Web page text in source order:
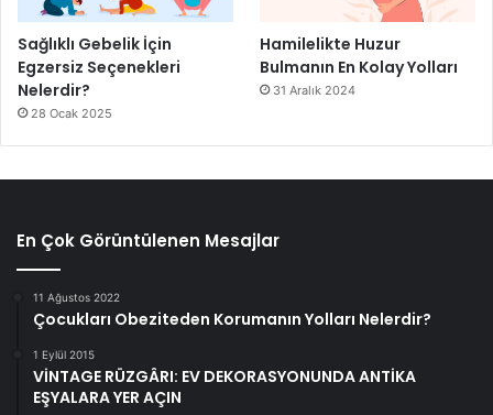
Sağlıklı Gebelik İçin
Egzersiz Seçenekleri
Nelerdir?
28 Ocak 2025
Hamilelikte Huzur
Bulmanın En Kolay Yolları
31 Aralık 2024
En Çok Görüntülenen Mesajlar
11 Ağustos 2022
Çocukları Obeziteden Korumanın Yolları Nelerdir?
1 Eylül 2015
VİNTAGE RÜZGÂRI: EV DEKORASYONUNDA ANTİKA
EŞYALARA YER AÇIN